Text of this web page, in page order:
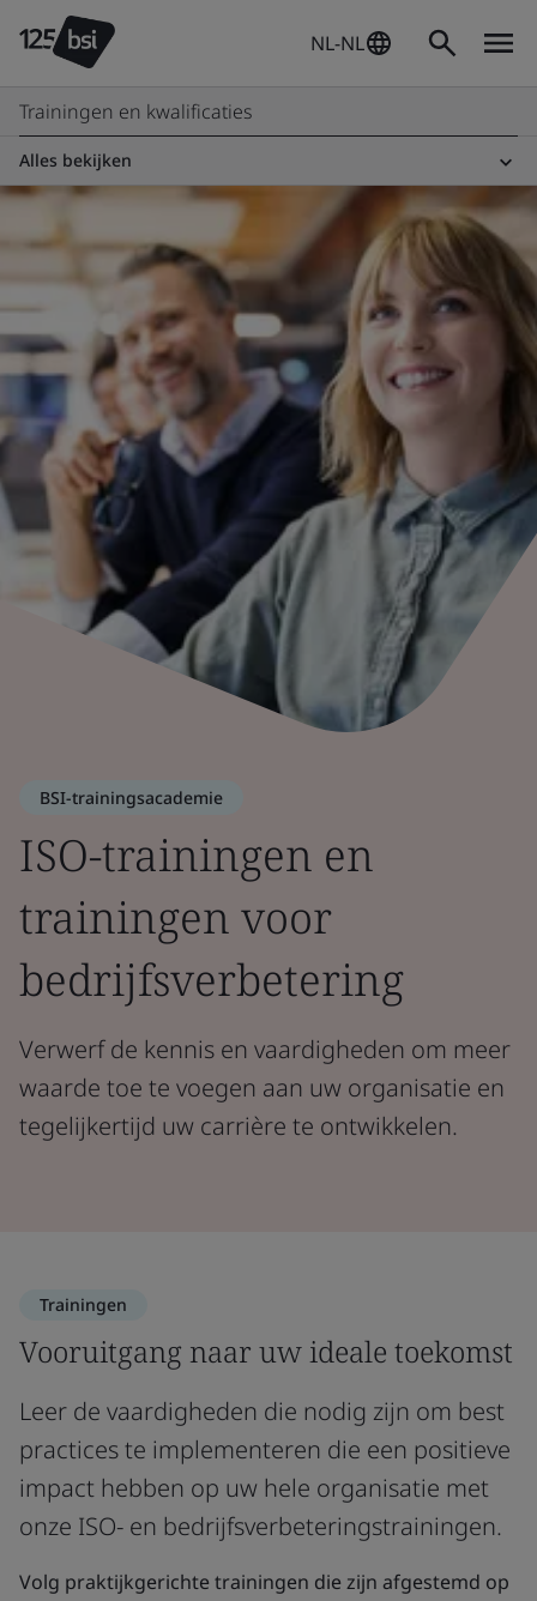
NL-NL
Trainingen en kwalificaties
Alles bekijken
BSI-trainingsacademie
ISO-trainingen en
trainingen voor
bedrijfsverbetering
Verwerf de kennis en vaardigheden om meer
waarde toe te voegen aan uw organisatie en
tegelijkertijd uw carrière te ontwikkelen.
Trainingen
Vooruitgang naar uw ideale toekomst
Leer de vaardigheden die nodig zijn om best
practices te implementeren die een positieve
impact hebben op uw hele organisatie met
onze ISO- en bedrijfsverbeteringstrainingen.
Volg praktijkgerichte trainingen die zijn afgestemd op